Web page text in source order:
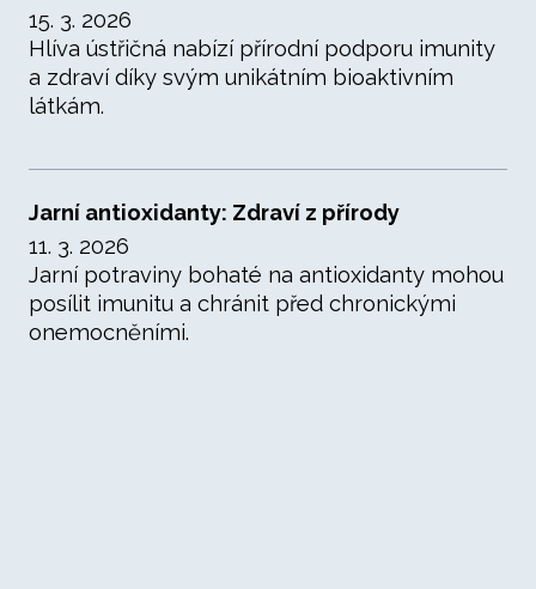
15. 3. 2026
Hlíva ústřičná nabízí přírodní podporu imunity
a zdraví díky svým unikátním bioaktivním
látkám.
Jarní antioxidanty: Zdraví z přírody
11. 3. 2026
Jarní potraviny bohaté na antioxidanty mohou
posílit imunitu a chránit před chronickými
onemocněními.